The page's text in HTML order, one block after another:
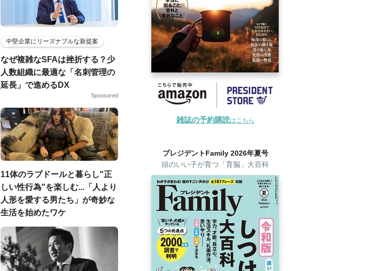
中堅企業にリーズナブルな新提案
なぜ複雑なSFAは挫折する？少
人数組織に最適な「名刺管理の
延長」で進めるDX
Sponsored
11体のラブドールと暮らし"正
しい性行為"を楽しむ...「人より
人形を愛する男たち」が奇妙な
生活を始めたワケ
雑誌の予約購読はこちら
プレジデントFamily 2026年夏号
頭のいい子が育つ「育脳」大百科